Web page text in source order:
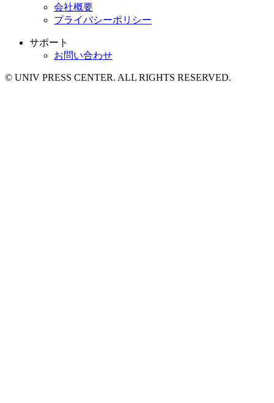
会社概要
プライバシーポリシー
サポート
お問い合わせ
© UNIV PRESS CENTER. ALL RIGHTS RESERVED.